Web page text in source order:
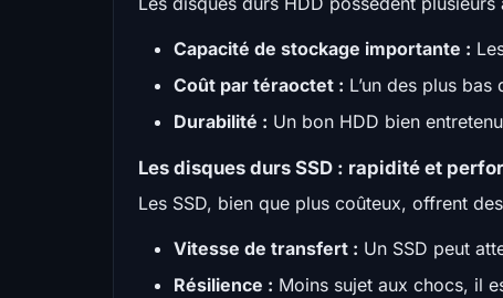
Capacité de stockage importante :
Coût par téraoctet : L’un des plus
Durabilité : Un bon HDD bien
Les disques durs SSD : rapidité et
Les SSD, bien que plus coûteux, offrent
Vitesse de transfert : Un SSD peut
Résilience : Moins sujet aux chocs, il